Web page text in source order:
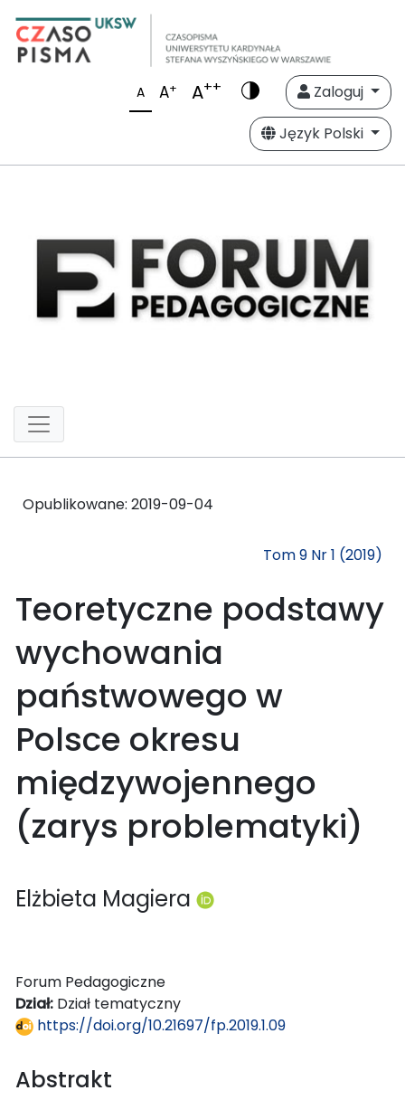
A A+ A++
Zaloguj
Język Polski
Opublikowane: 2019-09-04
Tom 9 Nr 1 (2019)
Teoretyczne podstawy
wychowania
państwowego w
Polsce okresu
międzywojennego
(zarys problematyki)
Elżbieta Magiera
Forum Pedagogiczne
Dział: Dział tematyczny
https://doi.org/10.21697/fp.2019.1.09
Abstrakt